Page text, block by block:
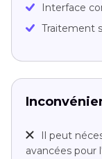
Interface
Traitement
Il peut
avancées pour